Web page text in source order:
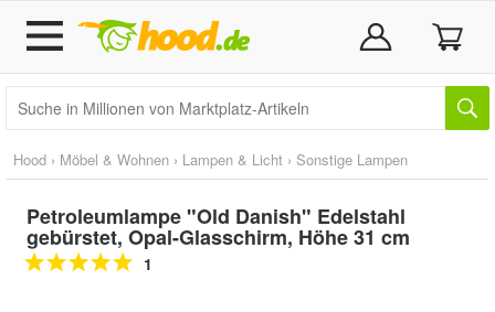
Hood › Möbel & Wohnen › Lampen & Licht › Sonstige Lampen
Petroleumlampe "Old Danish" Edelstahl
gebürstet, Opal-Glasschirm, Höhe 31 cm
1